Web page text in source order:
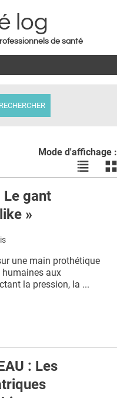
log
de santé
Mode d'affichage :
Voir
les
les
Le gant
»
une main prothétique
aux
la pression, la ...
: Les